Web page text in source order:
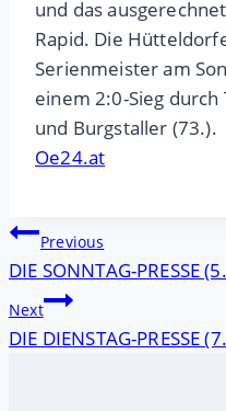
und das
Rapid. Die
Serienmeister am
einem 2:0-Sieg
und Burgstaller (73.).
Oe24.at
Previous
DIE SONNTAG-PRESSE
Next
DIE DIENSTAG-PRESSE